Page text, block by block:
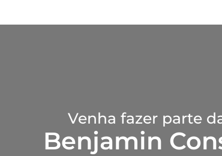
Venha fazer parte
Benjamin